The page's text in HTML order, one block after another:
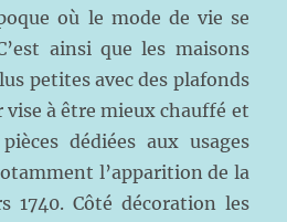
où le mode de vie se
ainsi que les maisons
petites avec des plafonds
vise à être mieux chauffé et
dédiées aux usages
l’apparition de la
1740. Côté décoration les